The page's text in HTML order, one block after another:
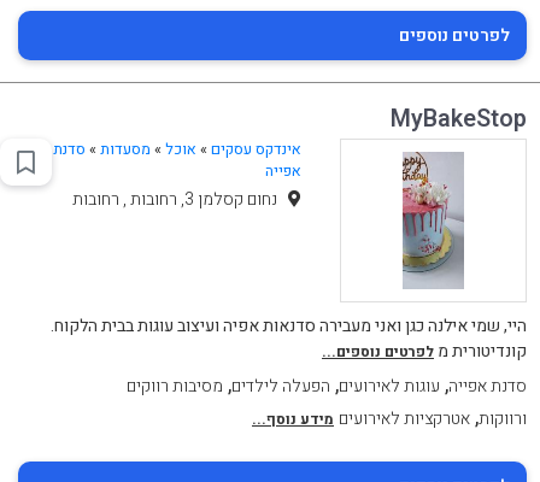
לפרטים נוספים
MyBakeStop
אינדקס עסקים » אוכל» מסעדות» סדנת
אפייה
נחום קסלמן 3, רחובות , רחובות
היי, שמי אילנה כגן ואני מעבירה סדנאות אפיה ועיצוב עוגות בבית הלקוח.
קונדיטורית מ לפרטים נוספים...
סדנת אפייה, עוגות לאירועים, הפעלה לילדים, מסיבות רווקים
ורווקות,אטרקציות לאירועים מידע נוסף...